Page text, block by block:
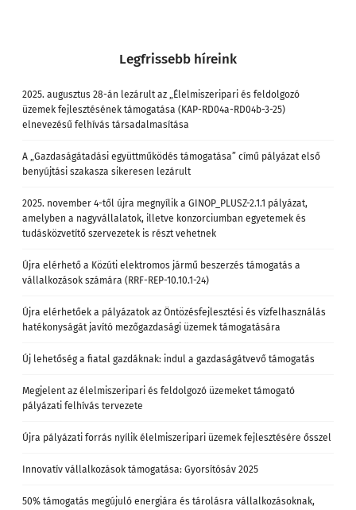
Legfrissebb híreink
2025. augusztus 28-án lezárult az „Élelmiszeripari és feldolgozó
üzemek fejlesztésének támogatása (KAP-RD04a-RD04b-3-25)
elnevezésű felhívás társadalmasítása
A „Gazdaságátadási együttműködés támogatása” című pályázat első
benyújtási szakasza sikeresen lezárult
2025. november 4-től újra megnyílik a GINOP_PLUSZ-2.1.1 pályázat,
amelyben a nagyvállalatok, illetve konzorciumban egyetemek és
tudásközvetítő szervezetek is részt vehetnek
Újra elérhető a Közúti elektromos jármű beszerzés támogatás a
vállalkozások számára (RRF-REP-10.10.1-24)
Újra elérhetőek a pályázatok az Öntözésfejlesztési és vízfelhasználás
hatékonyságát javító mezőgazdasági üzemek támogatására
Új lehetőség a fiatal gazdáknak: indul a gazdaságátvevő támogatás
Megjelent az élelmiszeripari és feldolgozó üzemeket támogató
pályázati felhívás tervezete
Újra pályázati forrás nyílik élelmiszeripari üzemek fejlesztésére ősszel
Innovatív vállalkozások támogatása: Gyorsítósáv 2025
50% támogatás megújuló energiára és tárolásra vállalkozásoknak,